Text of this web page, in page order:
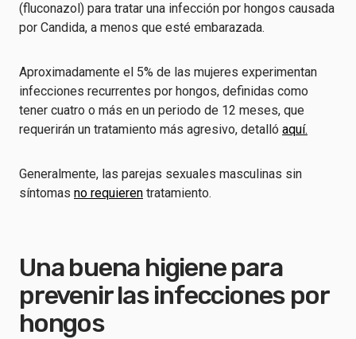
(fluconazol) para tratar una infección por hongos causada
por Candida, a menos que esté embarazada.
Aproximadamente el 5% de las mujeres experimentan
infecciones recurrentes por hongos, definidas como
tener cuatro o más en un periodo de 12 meses, que
requerirán un tratamiento más agresivo, detalló aquí.
Generalmente, las parejas sexuales masculinas sin
síntomas no requieren tratamiento.
Una buena higiene para
prevenir las infecciones por
hongos